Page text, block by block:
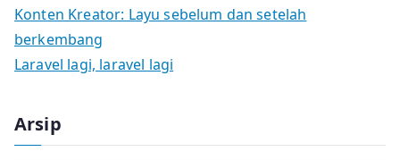
Konten Kreator: Layu sebelum dan setelah
berkembang
Laravel lagi, laravel lagi
Arsip